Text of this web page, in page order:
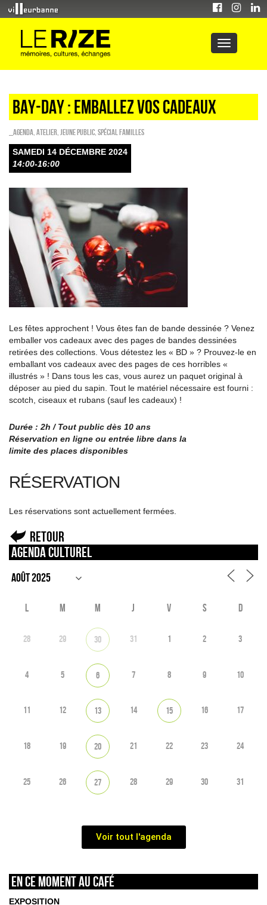
Bay-day : emballez vos cadeaux
_Agenda Atelier Jeune public Spécial familles
SAMEDI 14 DÉCEMBRE 2024
14:00-16:00
Les fêtes approchent ! Vous êtes fan de bande dessinée ? Venez
emballer vos cadeaux avec des pages de bandes dessinées
retirées des collections. Vous détestez les « BD » ? Prouvez-le en
emballant vos cadeaux avec des pages de ces horribles «
illustrés » ! Dans tous les cas, vous aurez un paquet original à
déposer au pied du sapin. Tout le matériel nécessaire est fourni :
scotch, ciseaux et rubans (sauf les cadeaux) !
Durée : 2h / Tout public dès 10 ans
Réservation en ligne ou entrée libre dans la
limite des places disponibles
RÉSERVATION
Les réservations sont actuellement fermées.
Retour
Agenda culturel
L M M J V S D
28 29 30 31 1 2 3
4 5 6 7 8 9 10
11 12 13 14 15 16 17
18 19 20 21 22 23 24
25 26 27 28 29 30 31
Voir tout l'agenda
En ce moment au café
EXPOSITION